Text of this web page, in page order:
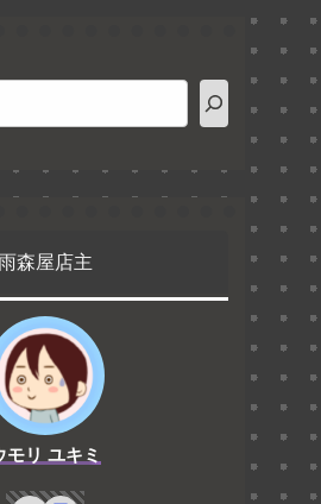
森屋店主
モリ ユキミ